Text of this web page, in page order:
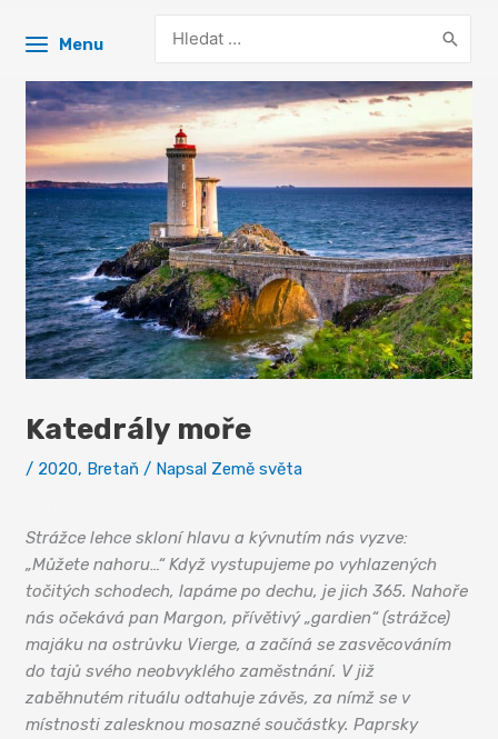
Menu
for:
Katedrály moře
/ 2020, Bretaň / Napsal Země světa
Strážce lehce skloní hlavu a kývnutím nás vyzve:
„Můžete nahoru…“ Když vystupujeme po vyhlazených
točitých schodech, lapáme po dechu, je jich 365. Nahoře
nás očekává pan Margon, přívětivý „gardien“ (strážce)
majáku na ostrůvku Vierge, a začíná se zasvěcováním
do tajů svého neobvyklého zaměstnání. V již
zaběhnutém rituálu odtahuje závěs, za nímž se v
místnosti zalesknou mosazné součástky. Paprsky